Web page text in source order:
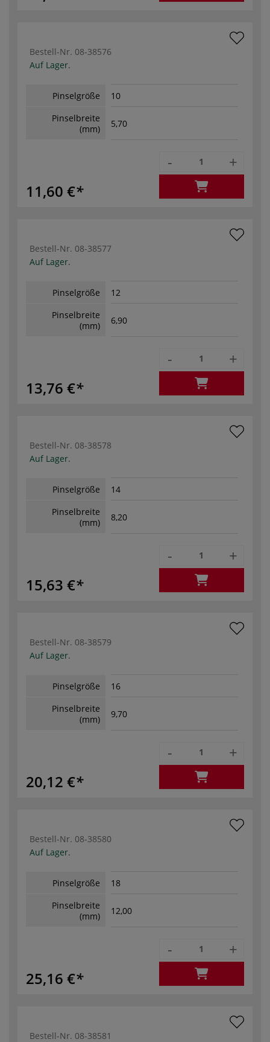
Bestell-Nr. 08-38576
Auf Lager.
Pinselgröße
10
Pinselbreite
(mm)
5,70
11,60 €
- +
Bestell-Nr. 08-38577
Auf Lager.
Pinselgröße
12
Pinselbreite
(mm)
6,90
13,76 €
- +
Bestell-Nr. 08-38578
Auf Lager.
Pinselgröße
14
Pinselbreite
(mm)
8,20
15,63 €
- +
Bestell-Nr. 08-38579
Auf Lager.
Pinselgröße
16
Pinselbreite
(mm)
9,70
20,12 €
- +
Bestell-Nr. 08-38580
Auf Lager.
Pinselgröße
18
Pinselbreite
(mm)
12,00
25,16 €
- +
Bestell-Nr. 08-38581